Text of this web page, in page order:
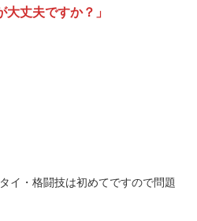
大丈夫ですか？」
イ・格闘技は初めてですので問題